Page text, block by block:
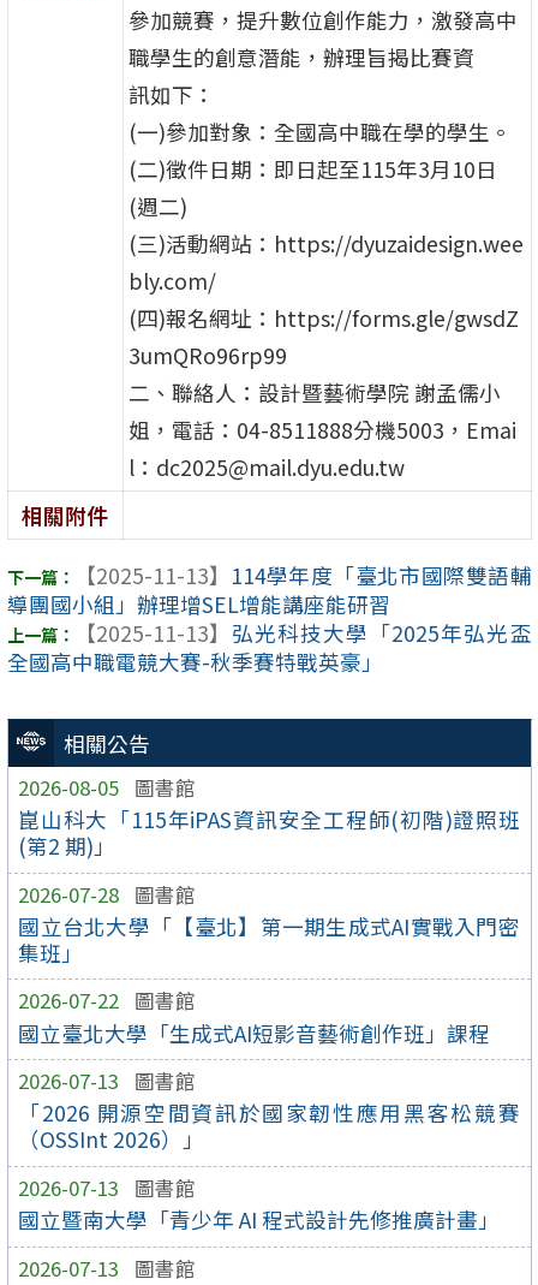
相關公告
2026-08-05 圖書館
崑山科大「115年iPAS資訊安全工程師(初階)證照班
(第2 期)」
2026-07-28 圖書館
國立台北大學「【臺北】第一期生成式AI實戰入門密
集班」
2026-07-22 圖書館
國立臺北大學「生成式AI短影音藝術創作班」課程
2026-07-13 圖書館
「2026 開源空間資訊於國家韌性應用黑客松競賽
（OSSInt 2026）」
2026-07-13 圖書館
國立暨南大學「青少年 AI 程式設計先修推廣計畫」
2026-07-13 圖書館
參加競賽，提升數位創作能力，激發高中
職學生的創意潛能，辦理旨揭比賽資
訊如下：
(一)參加對象：全國高中職在學的學生。
(二)徵件日期：即日起至115年3月10日
(週二)
(三)活動網站：https://dyuzaidesign.wee
bly.com/
(四)報名網址：https://forms.gle/gwsdZ
3umQRo96rp99
二、聯絡人：設計暨藝術學院 謝孟儒小
姐，電話：04-8511888分機5003，Emai
l：dc2025@mail.dyu.edu.tw
相關附件
【2025-11-13】 114學年度「臺北市國際雙語輔
導團國小組」辦理增SEL增能講座能研習
【2025-11-13】 弘光科技大學「2025年弘光盃
全國高中職電競大賽-秋季賽特戰英豪」